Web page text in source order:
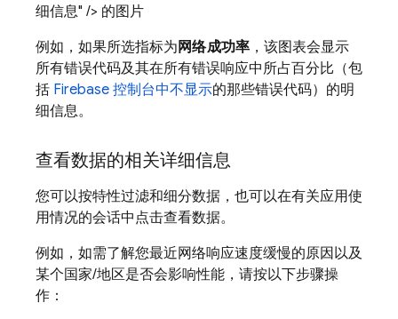
细信息" /> 的图片
例如，如果所选指标为 网络成功率 ，该图表会显示
所有错误代码及其在所有错误响应中所占百分比（包
括 Firebase 控制台中不显示的那些错误代码）的明
细信息。
查看数据的相关详细信息
您可以按特性过滤和细分数据，也可以在有关应用使
用情况的会话中点击查看数据。
例如，如需了解您最近网络响应速度缓慢的原因以及
某个国家/地区是否会影响性能，请按以下步骤操
作：